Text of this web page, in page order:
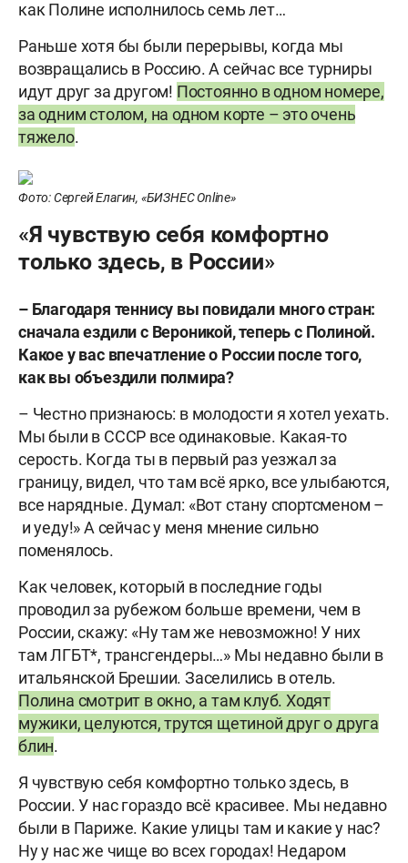
как Полине исполнилось семь лет…
Раньше хотя бы были перерывы, когда мы
возвращались в Россию. А сейчас все турниры
идут друг за другом! Постоянно в одном номере,
за одним столом, на одном корте – это очень
тяжело.
Фото: Сергей Елагин, «БИЗНЕС Online»
«Я чувствую себя комфортно
только здесь, в России»
– Благодаря теннису вы повидали много стран:
сначала ездили с Вероникой, теперь с Полиной.
Какое у вас впечатление о России после того,
как вы объездили полмира?
– Честно признаюсь: в молодости я хотел уехать.
Мы были в СССР все одинаковые. Какая-то
серость. Когда ты в первый раз уезжал за
границу, видел, что там всё ярко, все улыбаются,
все нарядные. Думал: «Вот стану спортсменом –
и уеду!» А сейчас у меня мнение сильно
поменялось.
Как человек, который в последние годы
проводил за рубежом больше времени, чем в
России, скажу: «Ну там же невозможно! У них
там ЛГБТ*, трансгендеры…» Мы недавно были в
итальянской Брешии. Заселились в отель.
Полина смотрит в окно, а там клуб. Ходят
мужики, целуются, трутся щетиной друг о друга
блин.
Я чувствую себя комфортно только здесь, в
России. У нас гораздо всё красивее. Мы недавно
были в Париже. Какие улицы там и какие у нас?
Ну у нас же чище во всех городах! Недаром